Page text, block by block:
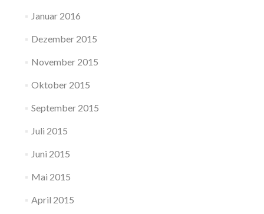
Januar 2016
Dezember 2015
November 2015
Oktober 2015
September 2015
Juli 2015
Juni 2015
Mai 2015
April 2015